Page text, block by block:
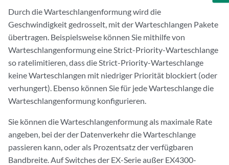
Durch die Warteschlangenformung wird die
Geschwindigkeit gedrosselt, mit der Warteschlangen Pakete
übertragen. Beispielsweise können Sie mithilfe von
Warteschlangenformung eine Strict-Priority-Warteschlange
so ratelimitieren, dass die Strict-Priority-Warteschlange
keine Warteschlangen mit niedriger Priorität blockiert (oder
verhungert). Ebenso können Sie für jede Warteschlange die
Warteschlangenformung konfigurieren.
Sie können die Warteschlangenformung als maximale Rate
angeben, bei der der Datenverkehr die Warteschlange
passieren kann, oder als Prozentsatz der verfügbaren
Bandbreite. Auf Switches der EX-Serie außer EX4300-